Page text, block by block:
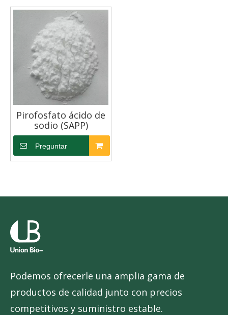
Pirofosfato ácido de
sodio (SAPP)
Preguntar
Podemos ofrecerle una amplia gama de
productos de calidad junto con precios
competitivos y suministro estable.